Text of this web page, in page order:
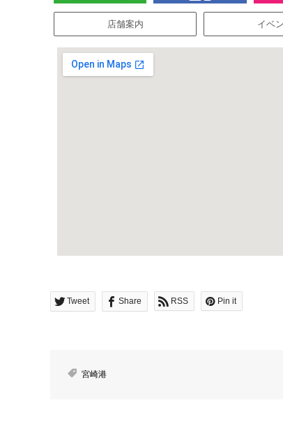
店舗案内 イベ
Tweet Share RSS Pin it
宮崎港